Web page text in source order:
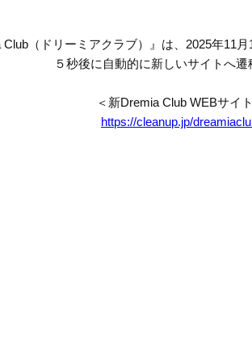
Club（ドリーミアクラブ）』は、2025年11
５秒後に自動的に新しいサイトへ遷
＜新Dremia Club WEBサイ
https://cleanup.jp/